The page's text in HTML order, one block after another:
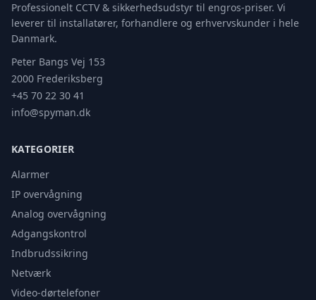
Professionelt CCTV & sikkerhedsudstyr til engros-priser. Vi
leverer til installatører, forhandlere og erhvervskunder i hele
Danmark.
Peter Bangs Vej 153
2000 Frederiksberg
+45 70 22 30 41
info@spyman.dk
KATEGORIER
Alarmer
IP overvågning
Analog overvågning
Adgangskontrol
Indbrudssikring
Netværk
Video-dørtelefoner